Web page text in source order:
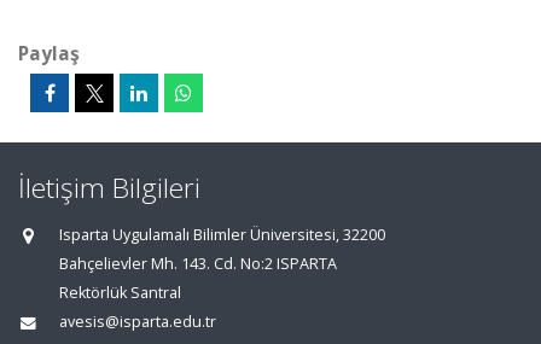
Paylaş
İletişim Bilgileri
Isparta Uygulamalı Bilimler Üniversitesi, 32200
Bahçelievler Mh. 143. Cd. No:2 ISPARTA
Rektörlük Santral
avesis@isparta.edu.tr